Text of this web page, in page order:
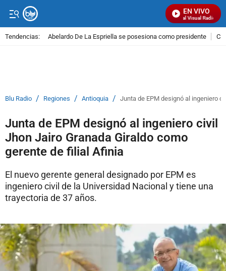
EN VIVO
Señal Visual Radio
Tendencias: Abelardo De La Espriella se posesiona como presidente
Blu Radio / Regiones / Antioquia / Junta de EPM designó al ingeniero
Junta de EPM designó al ingeniero civil
Jhon Jairo Granada Giraldo como
gerente de filial Afinia
El nuevo gerente general designado por EPM es
ingeniero civil de la Universidad Nacional y tiene una
trayectoria de 37 años.